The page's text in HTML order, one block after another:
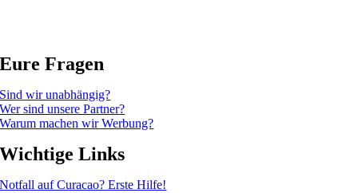
Eure Fragen
Sind wir unabhängig?
Wer sind unsere Partner?
Warum machen wir Werbung?
Wichtige Links
Notfall auf Curacao? Erste Hilfe!